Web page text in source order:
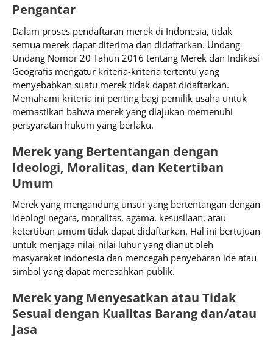
Pengantar
Dalam proses pendaftaran merek di Indonesia, tidak
semua merek dapat diterima dan didaftarkan. Undang-
Undang Nomor 20 Tahun 2016 tentang Merek dan Indikasi
Geografis mengatur kriteria-kriteria tertentu yang
menyebabkan suatu merek tidak dapat didaftarkan.
Memahami kriteria ini penting bagi pemilik usaha untuk
memastikan bahwa merek yang diajukan memenuhi
persyaratan hukum yang berlaku.
Merek yang Bertentangan dengan
Ideologi, Moralitas, dan Ketertiban
Umum
Merek yang mengandung unsur yang bertentangan dengan
ideologi negara, moralitas, agama, kesusilaan, atau
ketertiban umum tidak dapat didaftarkan. Hal ini bertujuan
untuk menjaga nilai-nilai luhur yang dianut oleh
masyarakat Indonesia dan mencegah penyebaran ide atau
simbol yang dapat meresahkan publik.
Merek yang Menyesatkan atau Tidak
Sesuai dengan Kualitas Barang dan/atau
Jasa